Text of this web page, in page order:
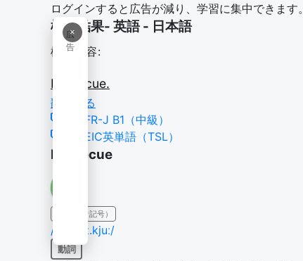
ログインすると広告が減り、学習に集中できます。
×
広
告
検索結果- 英語 - 日本語
検索内容:
barbecue.
翻訳する
CEFR-J B1（中級）
TOEIC英単語（TSL）
barbecue
IPA（発音記号）
/'bɑr.bɪ.kjuː/
動詞